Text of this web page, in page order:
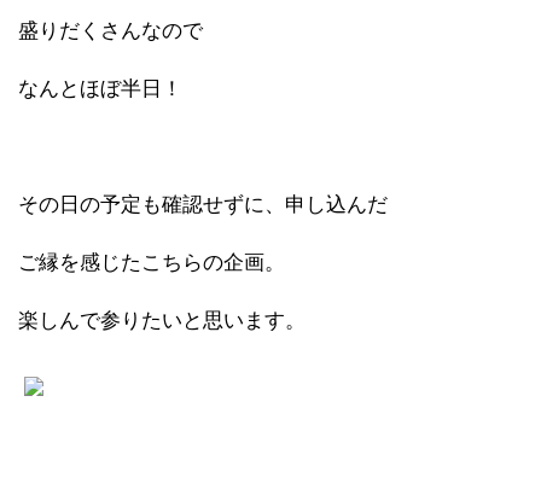
盛りだくさんなので
なんとほぼ半日！
その日の予定も確認せずに、申し込んだ
ご縁を感じたこちらの企画。
楽しんで参りたいと思います。